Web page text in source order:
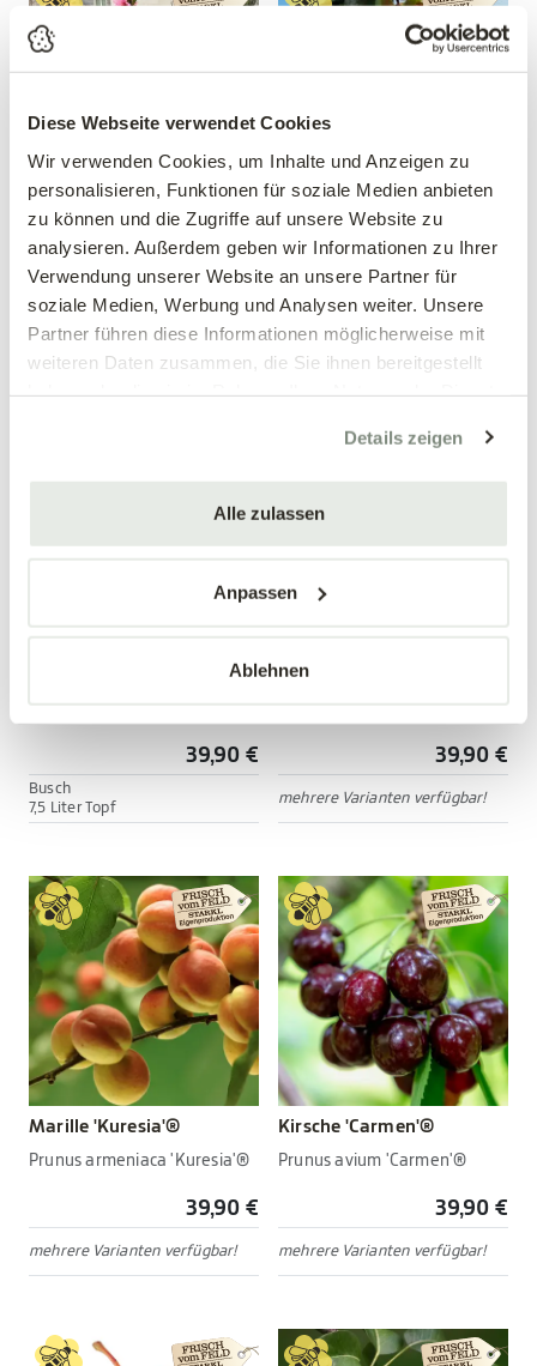
Diese Webseite verwendet Cookies
Wir verwenden Cookies, um Inhalte und Anzeigen zu
personalisieren, Funktionen für soziale Medien anbieten
zu können und die Zugriffe auf unsere Website zu
analysieren. Außerdem geben wir Informationen zu Ihrer
Verwendung unserer Website an unsere Partner für
soziale Medien, Werbung und Analysen weiter. Unsere
Partner führen diese Informationen möglicherweise mit
weiteren Daten zusammen, die Sie ihnen bereitgestellt
Details zeigen
Alle zulassen
Anpassen
Ablehnen
Zwergpfirsich 'Crimson'®
Prunus persica 'Crimson'®
39,90 €
mehrere Varianten verfügbar!
Apfel 'Red Topaz'®
Malus domestica 'Red Topaz'®
39,90 €
mehrere Varianten verfügbar!
Prunus persica 'Saturn'
39,90 €
Busch
7,5 Liter Topf
Apfel 'Cox Orange'
Malus domestica ' Cox Orange'
39,90 €
mehrere Varianten verfügbar!
Marille 'Kuresia'®
Prunus armeniaca 'Kuresia'®
39,90 €
mehrere Varianten verfügbar!
Kirsche 'Carmen'®
Prunus avium 'Carmen'®
39,90 €
mehrere Varianten verfügbar!